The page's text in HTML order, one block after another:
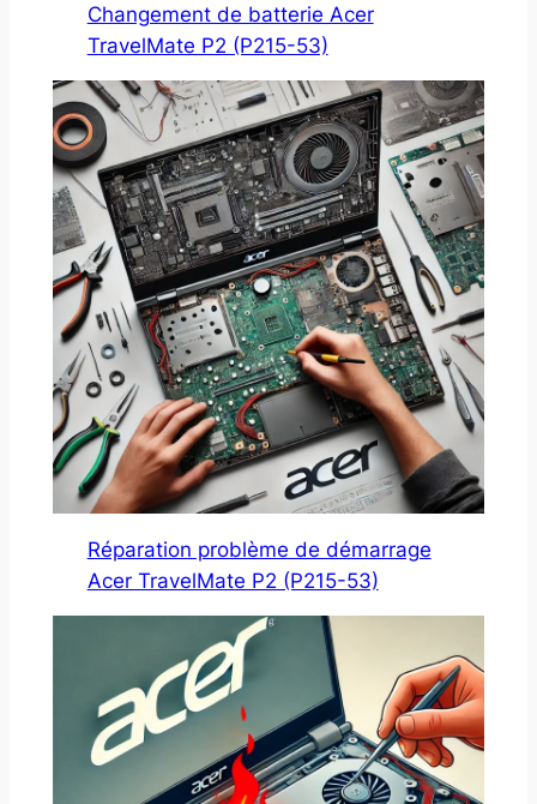
Changement de batterie Acer
TravelMate P2 (P215-53)
Réparation problème de démarrage
Acer TravelMate P2 (P215-53)